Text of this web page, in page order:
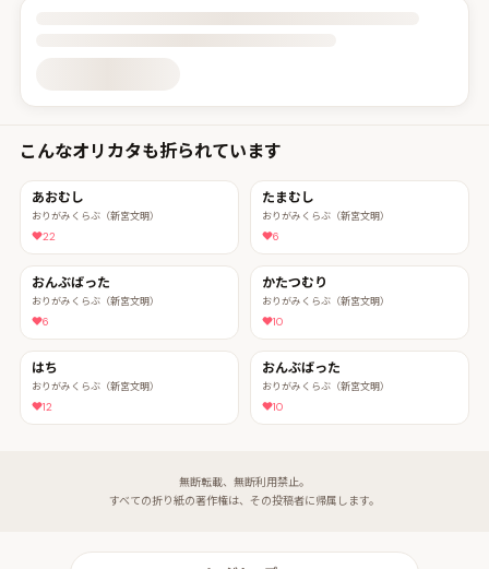
投稿詳細を読み込んでいます
こんなオリカタも折られています
あおむし
おりがみくらぶ（新宮文明）
22
たまむし
おりがみくらぶ（新宮文明）
6
おんぶばった
おりがみくらぶ（新宮文明）
6
かたつむり
おりがみくらぶ（新宮文明）
10
はち
おりがみくらぶ（新宮文明）
12
おんぶばった
おりがみくらぶ（新宮文明）
10
無断転載、無断利用禁止。
すべての折り紙の著作権は、その投稿者に帰属します。